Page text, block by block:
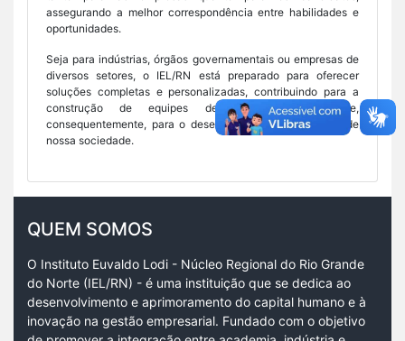
assegurando a melhor correspondência entre habilidades e
oportunidades.
Seja para indústrias, órgãos governamentais ou empresas de
diversos setores, o IEL/RN está preparado para oferecer
soluções completas e personalizadas, contribuindo para a
construção de equipes de alta performance e,
consequentemente, para o desenvolvimento sustentável de
nossa sociedade.
QUEM SOMOS
O Instituto Euvaldo Lodi - Núcleo Regional do Rio Grande
do Norte (IEL/RN) - é uma instituição que se dedica ao
desenvolvimento e aprimoramento do capital humano e à
inovação na gestão empresarial. Fundado com o objetivo